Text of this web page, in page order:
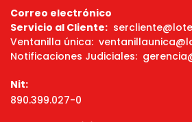
Correo electrónico
Servicio al Cliente:
Ventanilla única:
Notificaciones Judiciales:
Nit:
890.399.027-0